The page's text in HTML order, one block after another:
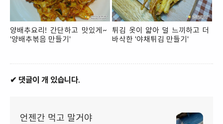
양배추요리! 간단하고 맛있게~
'양배추볶음 만들기'
튀김 옷이 얇아 덜 느끼하고 더
바삭한 '야채튀김 만들기'
✔ 댓글이 개 있습니다.
언젠간 먹고 말거야